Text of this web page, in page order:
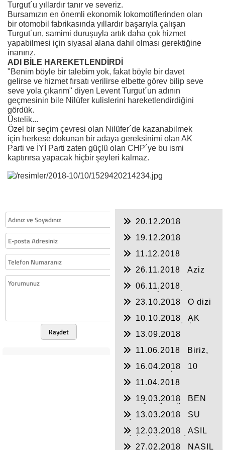
Turgut´u yıllardır tanır ve severiz.
Bursamızın en önemli ekonomik lokomotiflerinden olan
bir otomobil fabrikasında yıllardır başarıyla çalışan
Turgut´un, samimi duruşuyla artık daha çok hizmet
yapabilmesi için siyasal alana dahil olması gerektiğine
inanırız.
ADI BİLE HAREKETLENDİRDİ
"Benim böyle bir talebim yok, fakat böyle bir davet
gelirse ve hizmet fırsatı verilirse elbette görev bilip seve
seve yola çıkarım" diyen Levent Turgut´un adının
geçmesinin bile Nilüfer kulislerini hareketlendirdiğini
gördük.
Üstelik...
Özel bir seçim çevresi olan Nilüfer´de kazanabilmek
için herkese dokunan bir adaya gereksinimi olan AK
Parti ve İYİ Parti zaten güçlü olan CHP´ye bu ismi
kaptırırsa yapacak hiçbir şeyleri kalmaz.
Kaydet
20.12.2018
israf etme! (2)
19.12.2018
israf etme! (1)
11.12.2018
26.11.2018
Aziz
06.11.2018
ÇINAR VARDI! (1)
23.10.2018
O dizi
10.10.2018
AK
´nin Nilüfer için kulis
yaptığı isim
13.09.2018
Ümit Kara
11.06.2018
Biriz,
16.04.2018
10
BAŞKANI YAVUZ
UĞURDAĞ
11.04.2018
GİRDİN SADETTİN!
19.03.2018
BEN
13.03.2018
SU
SU'CULAR
12.03.2018
ASIL
27.02.2018 NASIL